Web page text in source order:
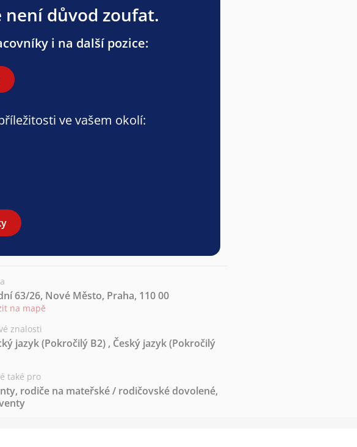
není důvod zoufat.
i na další pozice:
ve vašem okolí:
63/26, Nové Město, Praha, 110 00
na mapě
znalosti
jazyk(Pokročilý B2) , Český jazyk(Pokročilý
také pro
, rodiče na mateřské / rodičovské dovolené,